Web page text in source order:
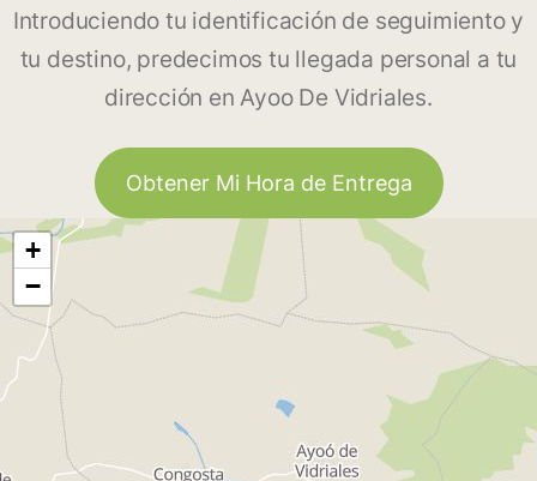
Introduciendo tu identificación de seguimiento y
tu destino, predecimos tu llegada personal a tu
dirección en Ayoo De Vidriales.
Obtener Mi Hora de Entrega
+
−